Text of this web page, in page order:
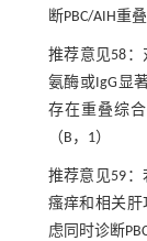
断PBC/AIH重
推荐意见58：
氨酶或IgG显
存在重叠综
（B，1）
推荐意见59
瘙痒和相关
虑同时诊断